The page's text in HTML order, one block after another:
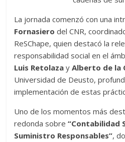
La jornada comenzó con una
Fornasiero del CNR,
ReSChape, quien destacó la
responsabilidad social en el
Luis Retolaza yAlberto de la
Universidad de Deusto,
implementación de estas
Uno de los momentos más
redonda sobre“Contabilidad
Suministro Responsables”,